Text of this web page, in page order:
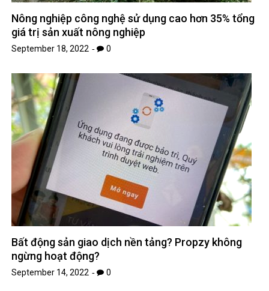
Nông nghiệp công nghệ sử dụng cao hơn 35% tổng
giá trị sản xuất nông nghiệp
September 18, 2022 0
Bất động sản giao dịch nền tảng? Propzy không
ngừng hoạt động?
September 14, 2022 0